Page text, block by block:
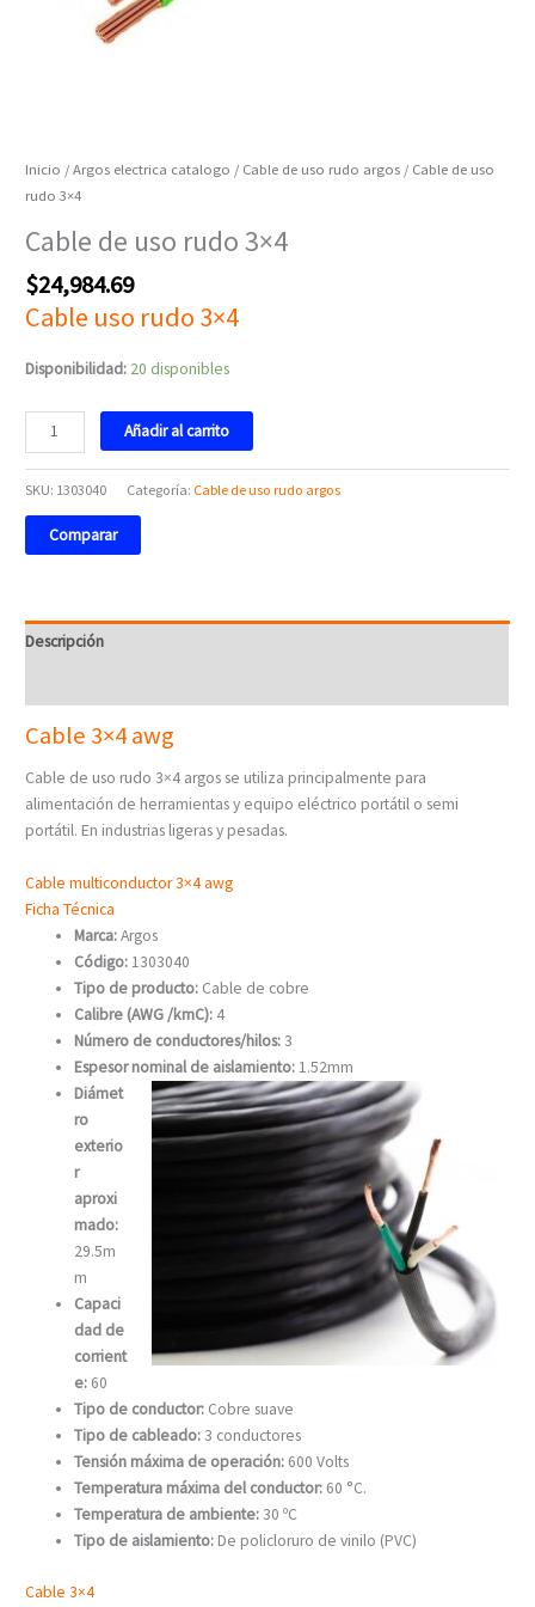
Inicio /Argos electrica catalogo / Cable de uso rudo argos / Cable de uso
rudo 3×4
Cable de uso rudo 3×4
$24,984.69
Cable uso rudo 3×4
Disponibilidad: 20 disponibles
Añadir al carrito
SKU: 1303040 Categoría: Cable de uso rudo argos
Comparar
Descripción
Cable 3×4 awg
Cable de uso rudo 3×4 argos se utiliza principalmente para
alimentación de herramientas y equipo eléctrico portátil o semi
portátil. En industrias ligeras y pesadas.
Cable multiconductor 3×4 awg
Ficha Técnica
Marca:Argos
Código: 1303040
Tipo de producto: Cable de cobre
Calibre (AWG /kmC): 4
Número de conductores/hilos:3
Espesor nominal de aislamiento: 1.52mm
Diámet
ro
exterio
r
aproxi
mado:
29.5m
m
Capaci
dad de
corrient
e: 60
Tipo de conductor: Cobre suave
Tipo de cableado:3 conductores
Tensión máxima de operación: 600 Volts
Temperatura máxima del conductor: 60 °C.
Temperatura de ambiente:30 ºC
Tipo de aislamiento: De policloruro de vinilo (PVC)
Cable 3×4